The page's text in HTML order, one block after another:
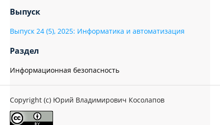
Выпуск
Выпуск 24 (5), 2025: Информатика и автоматизация
Раздел
Информационная безопасность
Copyright (c) Юрий Владимирович Косолапов